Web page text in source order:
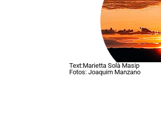
Text:Marietta Solà Masip
Fotos: Joaquim Manzano